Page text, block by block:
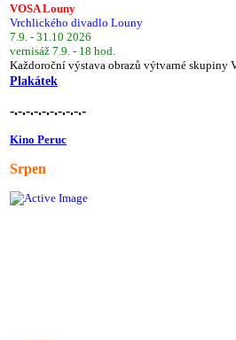
VOSA Louny
Vrchlického divadlo Louny
7.9. - 31.10 2026
vernisáž 7.9. - 18 hod.
Každoroční výstava obrazů výtvarné skupiny
Plakátek
-.-.-.-.-.-.-.-.-.-
Kino Peruc
Srpen